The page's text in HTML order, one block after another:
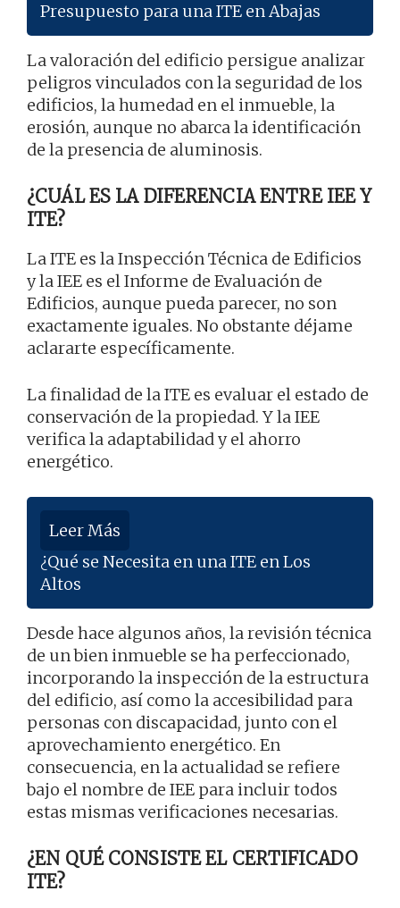
Presupuesto para una ITE en Abajas
La valoración del edificio persigue analizar
peligros vinculados con la seguridad de los
edificios, la humedad en el inmueble, la
erosión, aunque no abarca la identificación
de la presencia de aluminosis.
¿CUÁL ES LA DIFERENCIA ENTRE IEE Y
ITE?
La ITE es la Inspección Técnica de Edificios
y la IEE es el Informe de Evaluación de
Edificios, aunque pueda parecer, no son
exactamente iguales. No obstante déjame
aclararte específicamente.
La finalidad de la ITE es evaluar el estado de
conservación de la propiedad. Y la IEE
verifica la adaptabilidad y el ahorro
energético.
Leer Más
¿Qué se Necesita en una ITE en Los
Altos
Desde hace algunos años, la revisión técnica
de un bien inmueble se ha perfeccionado,
incorporando la inspección de la estructura
del edificio, así como la accesibilidad para
personas con discapacidad, junto con el
aprovechamiento energético. En
consecuencia, en la actualidad se refiere
bajo el nombre de IEE para incluir todos
estas mismas verificaciones necesarias.
¿EN QUÉ CONSISTE EL CERTIFICADO
ITE?